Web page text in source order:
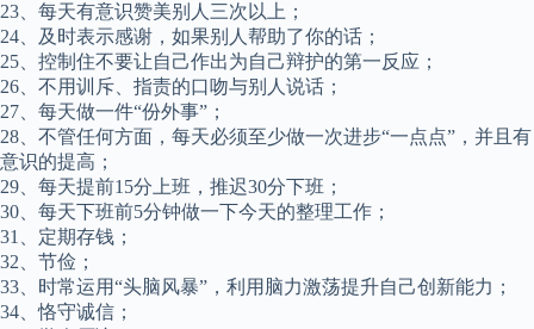
23、每天有意识赞美别人三次以上；
24、及时表示感谢，如果别人帮助了你的话；
25、控制住不要让自己作出为自己辩护的第一反应；
26、不用训斥、指责的口吻与别人说话；
27、每天做一件“份外事”；
28、不管任何方面，每天必须至少做一次进步“一点点”，并且有
意识的提高；
29、每天提前15分上班，推迟30分下班；
30、每天下班前5分钟做一下今天的整理工作；
31、定期存钱；
32、节俭；
33、时常运用“头脑风暴”，利用脑力激荡提升自己创新能力；
34、恪守诚信；